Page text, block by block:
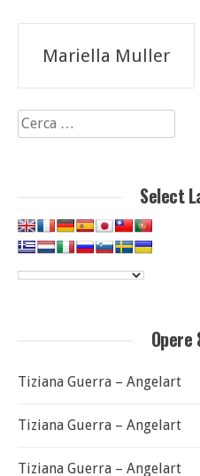
Navigazione
articoli
Mariella Muller
Ricerca
per:
Select
Opere
Tiziana Guerra – Angelart
Tiziana Guerra – Angelart
Tiziana Guerra – Angelart